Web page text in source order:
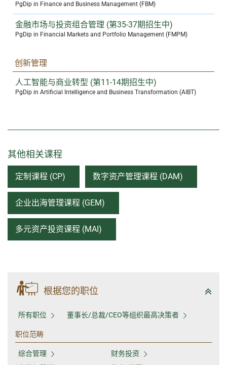
PgDip in Finance and Business Management (FBM)
金融市场与投资组合管理 (第35-37期招生中)
PgDip in Financial Markets and Portfolio Management (FMPM)
创新管理
人工智能与商业转型 (第11-14期招生中)
PgDip in Artificial Intelligence and Business Transformation (AIBT)
其他相关课程
定制课程 (CP) 数字资产管理课程 (DAM)
企业出海管理课程 (GEM)
多元资产投资课程 (MAI)
根据您的职位
所有职位 董事长/总裁/CEO等组织最高决策者
职位范畴
综合管理
财务投资